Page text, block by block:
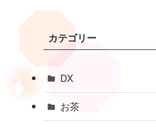
カテゴリー
DX
お茶